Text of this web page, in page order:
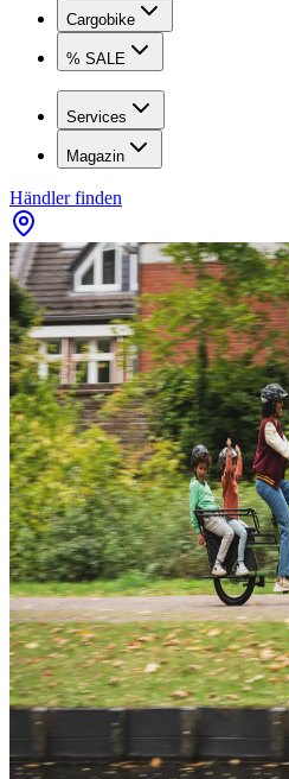
Cargobike
% SALE
Services
Magazin
Händler finden